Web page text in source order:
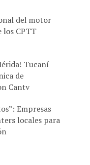
del motor
los CPTT
Tucaní
de
Cantv
Empresas
locales para